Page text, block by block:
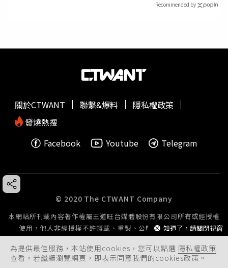
Recommended by
為提供最佳服務，本站使用cookies，您可以點選 隱私權政策
查看，若繼續瀏覽網頁，即表示同意我們的cookies政策。
知道了，請關閉視窗
關於CTWANT 聯繫&爆料
隱私權政策
發燒熱搜
Facebook
Youtube Telegram
© 2020 The CTWANT Company
本網站所刊載內容著作權屬王道旺台媒體股份有限公司所有或經授權
使用，他人非經授權不許轉載、重製、公開播送或公開傳輸。